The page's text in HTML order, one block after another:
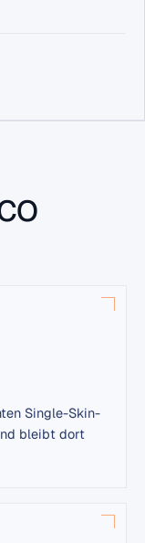
Single-Skin-
bleibt dort